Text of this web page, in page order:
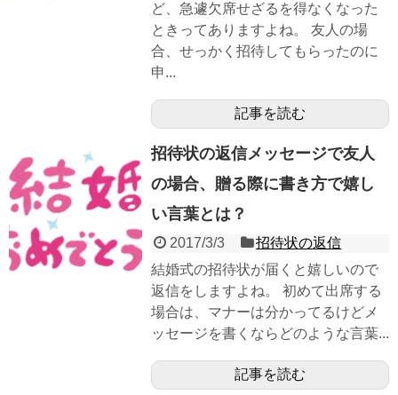
ど、急遽欠席せざるを得なくなった
ときってありますよね。 友人の場
合、せっかく招待してもらったのに
申...
記事を読む
招待状の返信メッセージで友人
の場合、贈る際に書き方で嬉し
い言葉とは？
2017/3/3
招待状の返信
結婚式の招待状が届くと嬉しいので
返信をしますよね。 初めて出席する
場合は、マナーは分かってるけどメ
ッセージを書くならどのような言葉...
記事を読む